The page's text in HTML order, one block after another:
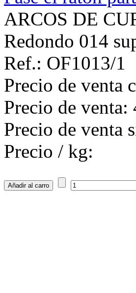
ARCOS DE
Redondo 014
Ref.: OF1013/1
Precio de venta
Precio de venta:
Precio de venta
Precio / kg: